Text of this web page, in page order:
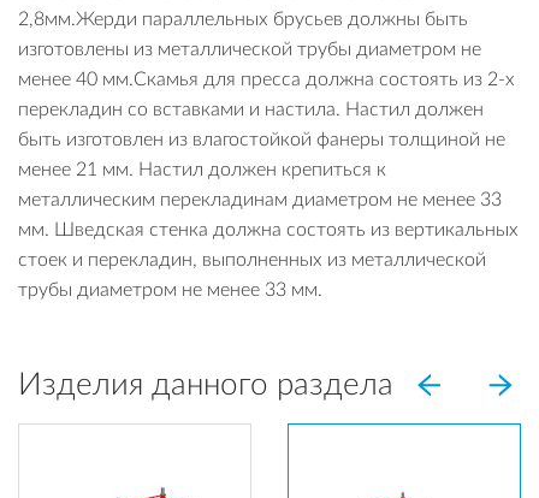
2,8мм.Жерди параллельных брусьев должны быть
изготовлены из металлической трубы диаметром не
менее 40 мм.Скамья для пресса должна состоять из 2-х
перекладин со вставками и настила. Настил должен
быть изготовлен из влагостойкой фанеры толщиной не
менее 21 мм. Настил должен крепиться к
металлическим перекладинам диаметром не менее 33
мм. Шведская стенка должна состоять из вертикальных
стоек и перекладин, выполненных из металлической
трубы диаметром не менее 33 мм.
Изделия данного раздела